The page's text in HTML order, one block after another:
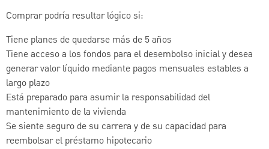
Comprar podría resultar lógico si:
Tiene planes de quedarse más de 5 años
Tiene acceso a los fondos para el desembolso inicial y desea
generar valor líquido mediante pagos mensuales estables a
largo plazo
Está preparado para asumir la responsabilidad del
mantenimiento de la vivienda
Se siente seguro de su carrera y de su capacidad para
reembolsar el préstamo hipotecario